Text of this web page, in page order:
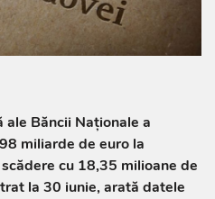
Băncii Naționale a
miliarde de euro la
cu 18,35 milioane de
la 30 iunie, arată datele